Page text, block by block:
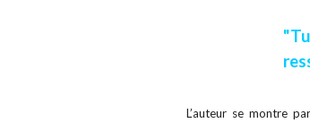
L’auteur se montre